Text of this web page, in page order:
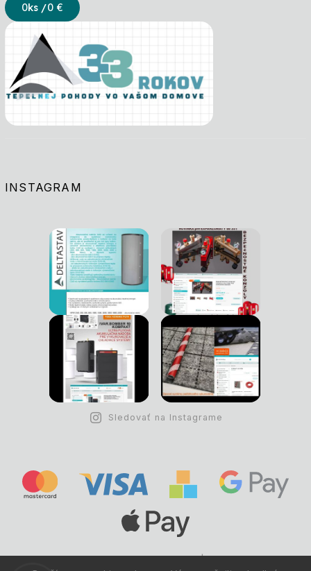
0ks /0 €
INSTAGRAM
Sledovať na Instagrame
Copyright © 1993 -2026 Deltastav.sk| .